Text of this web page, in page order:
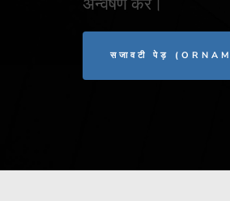
सजावटी पेड़